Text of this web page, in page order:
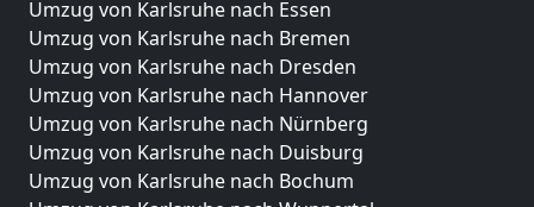
Umzug von Karlsruhe nach Essen
Umzug von Karlsruhe nach Bremen
Umzug von Karlsruhe nach Dresden
Umzug von Karlsruhe nach Hannover
Umzug von Karlsruhe nach Nürnberg
Umzug von Karlsruhe nach Duisburg
Umzug von Karlsruhe nach Bochum